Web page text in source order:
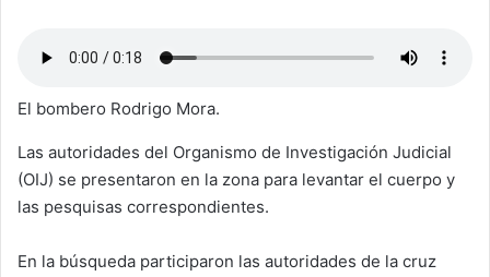
El bombero Rodrigo Mora.
Las autoridades del Organismo de Investigación Judicial
(OIJ) se presentaron en la zona para levantar el cuerpo y
las pesquisas correspondientes.
En la búsqueda participaron las autoridades de la cruz